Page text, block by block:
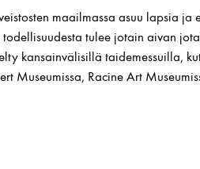
maailmassa asuu lapsia ja
tulee jotain aivan
kansainvälisillä taidemessuilla,
Museumissa, Racine Art